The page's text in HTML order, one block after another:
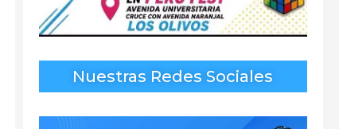
Nuestras Redes Sociales